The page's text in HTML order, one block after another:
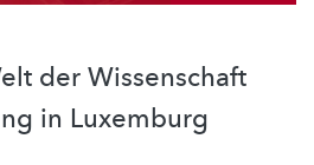
der Wissenschaft
in Luxemburg